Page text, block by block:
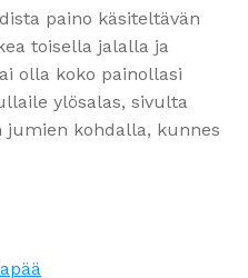
paino käsiteltävän
toisella jalalla ja
olla koko painollasi
ylösalas, sivulta
jumien kohdalla, kunnes